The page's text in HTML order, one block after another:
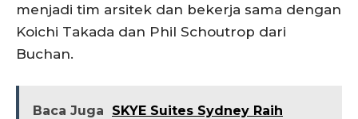
menjadi tim arsitek dan bekerja sama dengan
Koichi Takada dan Phil Schoutrop dari
Buchan.
Baca Juga
SKYE Suites Sydney Raih